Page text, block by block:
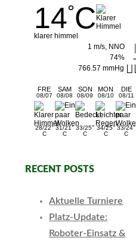
14°C
klarer himmel
1 m/s, NNO
74%
766.57 mmHg
FRE
08/07
SAM
08/08
SON
08/09
MON
08/10
DIE
08/11
28/22°
C
31/21°
C
33/25°
C
34/25°
C
33/24°
C
RECENT POSTS
Aktuelle Turniere
Platz-Update:
Roboter-Einsatz &